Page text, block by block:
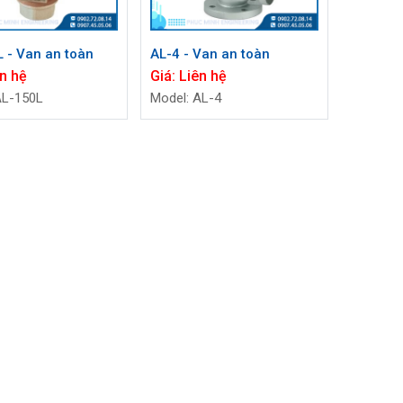
- Van an toàn
hệ
150L
AL-4 - Van an toàn
Giá: Liên hệ
Model: AL-4